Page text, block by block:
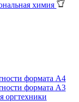
химия
формата А4
формата А3
оргтехники